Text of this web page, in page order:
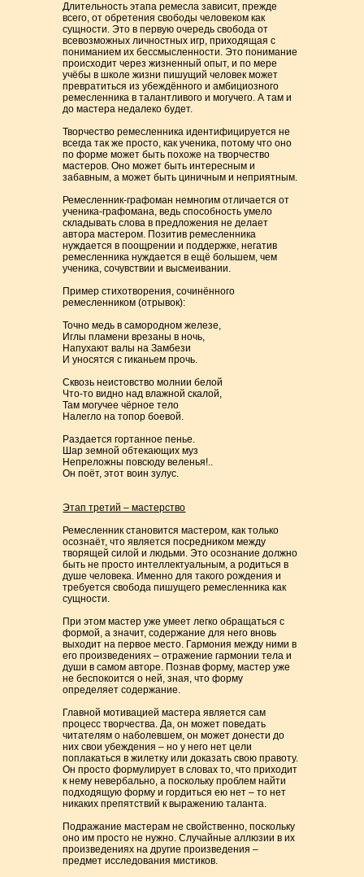
Длительность этапа ремесла зависит, прежде
всего, от обретения свободы человеком как
сущности. Это в первую очередь свобода от
всевозможных личностных игр, приходящая с
пониманием их бессмысленности. Это понимание
происходит через жизненный опыт, и по мере
учёбы в школе жизни пишущий человек может
превратиться из убеждённого и амбициозного
ремесленника в талантливого и могучего. А там и
до мастера недалеко будет.
Творчество ремесленника идентифицируется не
всегда так же просто, как ученика, потому что оно
по форме может быть похоже на творчество
мастеров. Оно может быть интересным и
забавным, а может быть циничным и неприятным.
Ремесленник-графоман немногим отличается от
ученика-графомана, ведь способность умело
складывать слова в предложения не делает
автора мастером. Позитив ремесленника
нуждается в поощрении и поддержке, негатив
ремесленника нуждается в ещё большем, чем
ученика, сочувствии и высмеивании.
Пример стихотворения, сочинённого
ремесленником (отрывок):
Точно медь в самородном железе,
Иглы пламени врезаны в ночь,
Напухают валы на Замбези
И уносятся с гиканьем прочь.
Сквозь неистовство молнии белой
Что-то видно над влажной скалой,
Там могучее чёрное тело
Налегло на топор боевой.
Раздается гортанное пенье.
Шар земной обтекающих муз
Непреложны повсюду веленья!..
Он поёт, этот воин зулус.
Этап третий – мастерство
Ремесленник становится мастером, как только
осознаёт, что является посредником между
творящей силой и людьми. Это осознание должно
быть не просто интеллектуальным, а родиться в
душе человека. Именно для такого рождения и
требуется свобода пишущего ремесленника как
сущности.
При этом мастер уже умеет легко обращаться с
формой, а значит, содержание для него вновь
выходит на первое место. Гармония между ними в
его произведениях – отражение гармонии тела и
души в самом авторе. Познав форму, мастер уже
не беспокоится о ней, зная, что форму
определяет содержание.
Главной мотивацией мастера является сам
процесс творчества. Да, он может поведать
читателям о наболевшем, он может донести до
них свои убеждения – но у него нет цели
поплакаться в жилетку или доказать свою правоту.
Он просто формулирует в словах то, что приходит
к нему невербально, а поскольку проблем найти
подходящую форму и гордиться ею нет – то нет
никаких препятствий к выражению таланта.
Подражание мастерам не свойственно, поскольку
оно им просто не нужно. Случайные аллюзии в их
произведениях на другие произведения –
предмет исследования мистиков.